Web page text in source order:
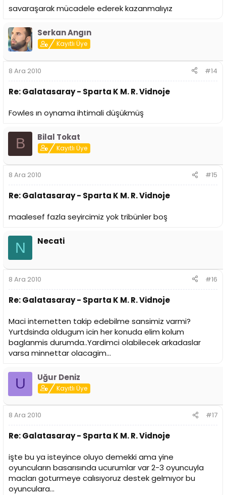
savaraşarak mücadele ederek kazanmalıyız
Serkan Angın
Kayıtlı Üye
8 Ara 2010 #14
Re: Galatasaray - Sparta K M. R. Vidnoje
Fowles ın oynama ihtimali düşükmüş
B Bilal Tokat
Kayıtlı Üye
8 Ara 2010 #15
Re: Galatasaray - Sparta K M. R. Vidnoje
maalesef fazla seyircimiz yok tribünler boş
N Necati
8 Ara 2010 #16
Re: Galatasaray - Sparta K M. R. Vidnoje
Maci internetten takip edebilme sansimiz varmi?
Yurtdsinda oldugum icin her konuda elim kolum
baglanmis durumda..Yardimci olabilecek arkadaslar
varsa minnettar olacagim...
U Uğur Deniz
Kayıtlı Üye
8 Ara 2010 #17
Re: Galatasaray - Sparta K M. R. Vidnoje
işte bu ya isteyince oluyo demekki ama yine
oyuncuların basarısında ucurumlar var 2-3 oyuncuyla
macları goturmeye calısıyoruz destek gelmıyor bu
oyunculara...